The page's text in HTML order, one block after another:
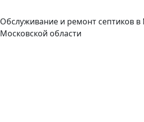
Обслуживание и ремонт септиков в
Московской области